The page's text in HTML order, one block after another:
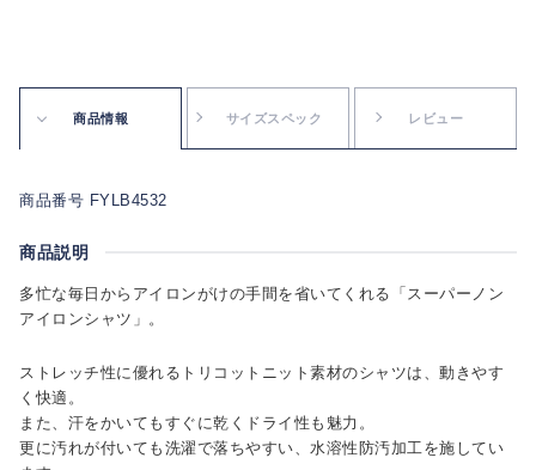
商品情報 サイズスペック レビュー
商品番号 FYLB4532
商品説明
多忙な毎日からアイロンがけの手間を省いてくれる「スーパーノン
アイロンシャツ」。
ストレッチ性に優れるトリコットニット素材のシャツは、動きやす
く快適。
また、汗をかいてもすぐに乾くドライ性も魅力。
更に汚れが付いても洗濯で落ちやすい、水溶性防汚加工を施してい